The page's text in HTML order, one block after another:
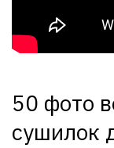
50 фото
сушилок